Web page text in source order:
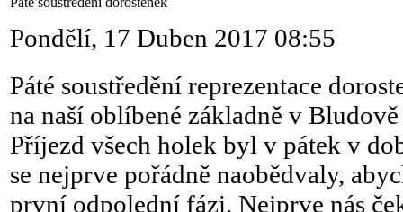
Pondělí, 17 Duben 2017 08:55
Páté soustředění reprezentace
na naší oblíbené základně v
Příjezd všech holek byl v pátek v
se nejprve pořádně naobědvaly,
první odpolední fázi. Nejprve nás